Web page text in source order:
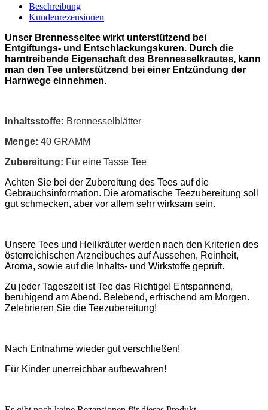
Beschreibung
Kundenrezensionen
Unser Brennesseltee wirkt unterstützend bei
Entgiftungs- und Entschlackungskuren. Durch die
harntreibende Eigenschaft des Brennesselkrautes, kann
man den Tee unterstützend bei einer Entzündung der
Harnwege einnehmen.
Inhaltsstoffe: Brennesselblätter
Menge: 40 GRAMM
Zubereitung: Für eine Tasse Tee
Achten Sie bei der Zubereitung des Tees auf die
Gebrauchsinformation. Die aromatische Teezubereitung soll
gut schmecken, aber vor allem sehr wirksam sein.
Unsere Tees und Heilkräuter werden nach den Kriterien des
österreichischen Arzneibuches auf Aussehen, Reinheit,
Aroma, sowie auf die Inhalts- und Wirkstoffe geprüft.
Zu jeder Tageszeit ist Tee das Richtige! Entspannend,
beruhigend am Abend. Belebend, erfrischend am Morgen.
Zelebrieren Sie die Teezubereitung!
Nach Entnahme wieder gut verschließen!
Für Kinder unerreichbar aufbewahren!